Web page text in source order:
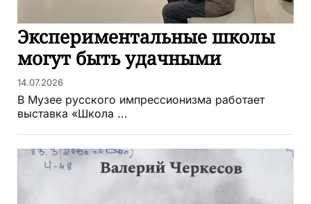
Экспериментальные школы
могут быть удачными
14.07.2026
В Музее русского импрессионизма работает
выставка «Школа ...